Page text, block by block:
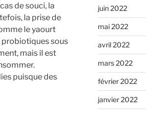
de souci, la
la prise de
le yaourt
sous
mais il est
puisque des
juin 2022
mai 2022
avril 2022
mars 2022
février 2022
janvier 2022